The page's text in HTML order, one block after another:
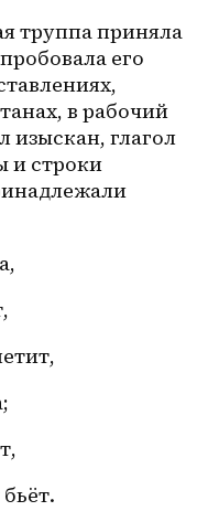
труппа приняла
его
в рабочий
изыскан, глагол
и строки